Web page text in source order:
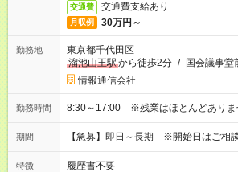
交通費 交通費支給あり
月収例 30万円～
勤務地
東京都千代田区
溜池山王駅から徒歩2分 / 国会議事堂
情報通信会社
勤務時間 8:30～17:00 ※残業はほとんどありま
期間 【急募】即日～長期 ※開始日はご相
特徴 履歴書不要